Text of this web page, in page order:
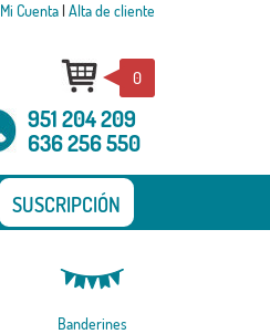
Mi Cuenta| Alta de cliente
0
951 204 209
636 256 550
SUSCRIPCIÓN
Banderines